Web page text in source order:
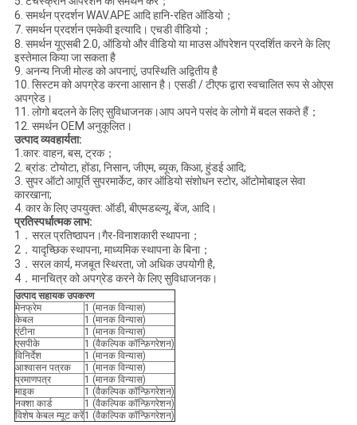
6. समर्थन प्रदर्शन WAV.APE आदि हानि-रहित ऑडियो；
7. समर्थन प्रदर्शन एमकेवी इत्यादि। एचडी वीडियो；
8. समर्थन यूएसबी 2.0, ऑडियो और वीडियो या माउस ऑपरेशन प्रदर्शित करने के लिए
इस्तेमाल किया जा सकता है
9. अनन्य निजी मोल्ड को अपनाएं, उपस्थिति अद्वितीय है
10. सिस्टम को अपग्रेड करना आसान है। एसडी / टीएफ द्वारा स्वचालित रूप से ओएस
अपग्रेड।
11. लोगो बदलने के लिए सुविधाजनक।आप अपने पसंद के लोगो में बदल सकते हैं；
12. समर्थन OEM अनुकूलित।
उत्पाद व्यवहार्यता:
1.कार: वाहन, बस, ट्रक；
2. ब्रांड: टोयोटा, होंडा, निसान, जीएम, ब्यूक, किआ, हुंडई आदि;
3. सुपर ऑटो आपूर्ति सुपरमार्केट, कार ऑडियो संशोधन स्टोर, ऑटोमोबाइल सेवा
कारखाना;
4. कार के लिए उपयुक्त: ऑडी, बीएमडब्ल्यू, बेंज, आदि।
प्रतिस्पर्धात्मक लाभ:
1．सरल प्रतिष्ठापन।गैर-विनाशकारी स्थापना；
2．यादृच्छिक स्थापना, माध्यमिक स्थापना के बिना；
3．सरल कार्य, मजबूत स्थिरता, जो अधिक उपयोगी है,
4．मानचित्र को अपग्रेड करने के लिए सुविधाजनक।
उत्पाद सहायक उपकरण
मेनफ्रेम
1 (मानक विन्यास)
केबल
1 (मानक विन्यास)
एंटीना
1 (मानक विन्यास)
एसपीके
1 (वैकल्पिक कॉन्फ़िगरेशन)
विनिर्देश
1 (मानक विन्यास)
आश्वासन पत्रक
1 (मानक विन्यास)
प्रमाणपत्र
1 (मानक विन्यास)
माइक
1 (वैकल्पिक कॉन्फ़िगरेशन)
नक्शा कार्ड
1 (वैकल्पिक कॉन्फ़िगरेशन)
विशेष केबल म्यूट करें1 (वैकल्पिक कॉन्फ़िगरेशन)